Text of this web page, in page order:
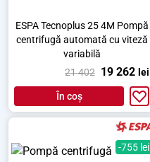
ESPA Tecnoplus 25 4M Pompă
centrifugă automată cu viteză
variabilă
21 402 19 262 lei
În coș
-755 lei